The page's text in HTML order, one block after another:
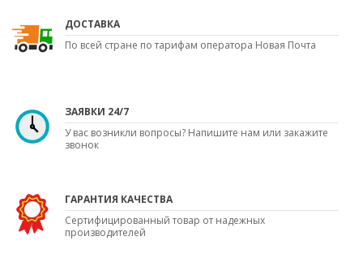
ДОСТАВКА
По всей стране по тарифам оператора Новая Почта
ЗАЯВКИ 24/7
У вас возникли вопросы? Напишите нам или закажите
звонок
ГАРАНТИЯ КАЧЕСТВА
Сертифицированный товар от надежных
производителей